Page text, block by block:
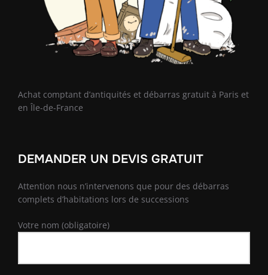
Achat comptant d’antiquités et débarras gratuit à Paris et
en Île-de-France
DEMANDER UN DEVIS GRATUIT
Attention nous n’intervenons que pour des débarras
complets d’habitations lors de successions
Votre nom (obligatoire)